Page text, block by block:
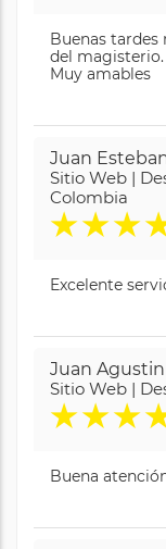
Buenas
del
Muy amables
Juan
Sitio Web |
Colombia
★★★
Excelente
Juan
Sitio Web |
★★★
Buena